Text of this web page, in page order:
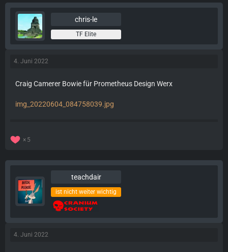
chris-le
TF Elite
4. Juni 2022
Craig Camerer Bowie für Prometheus Design Werx
img_20220604_084758039.jpg
5
teachdair
ist nicht weiter wichtig
4. Juni 2022